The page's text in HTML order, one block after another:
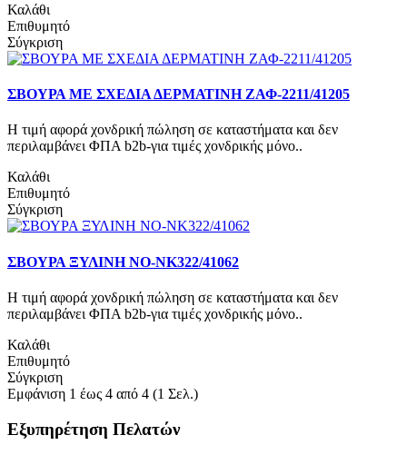
Καλάθι
Επιθυμητό
Σύγκριση
ΣΒΟΥΡΑ ΜΕ ΣΧΕΔΙΑ ΔΕΡΜΑΤΙΝΗ ΖΑΦ-2211/41205
Η τιμή αφορά χονδρική πώληση σε καταστήματα και δεν
περιλαμβάνει ΦΠΑ b2b-για τιμές χονδρικής μόνο..
Καλάθι
Επιθυμητό
Σύγκριση
ΣΒΟΥΡΑ ΞΥΛΙΝΗ ΝΟ-NK322/41062
Η τιμή αφορά χονδρική πώληση σε καταστήματα και δεν
περιλαμβάνει ΦΠΑ b2b-για τιμές χονδρικής μόνο..
Καλάθι
Επιθυμητό
Σύγκριση
Εμφάνιση 1 έως 4 από 4 (1 Σελ.)
Εξυπηρέτηση Πελατών